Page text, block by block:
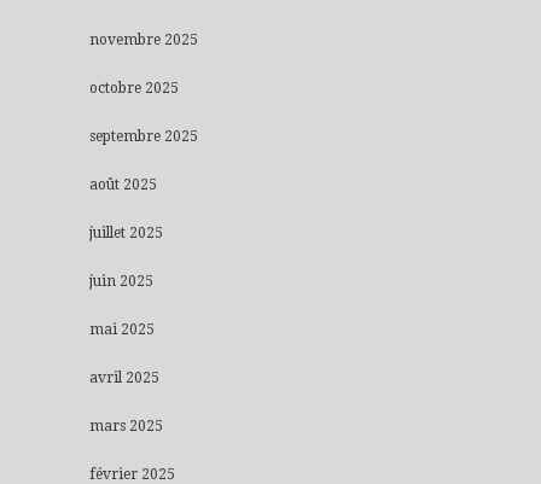
novembre 2025
octobre 2025
septembre 2025
août 2025
juillet 2025
juin 2025
mai 2025
avril 2025
mars 2025
février 2025